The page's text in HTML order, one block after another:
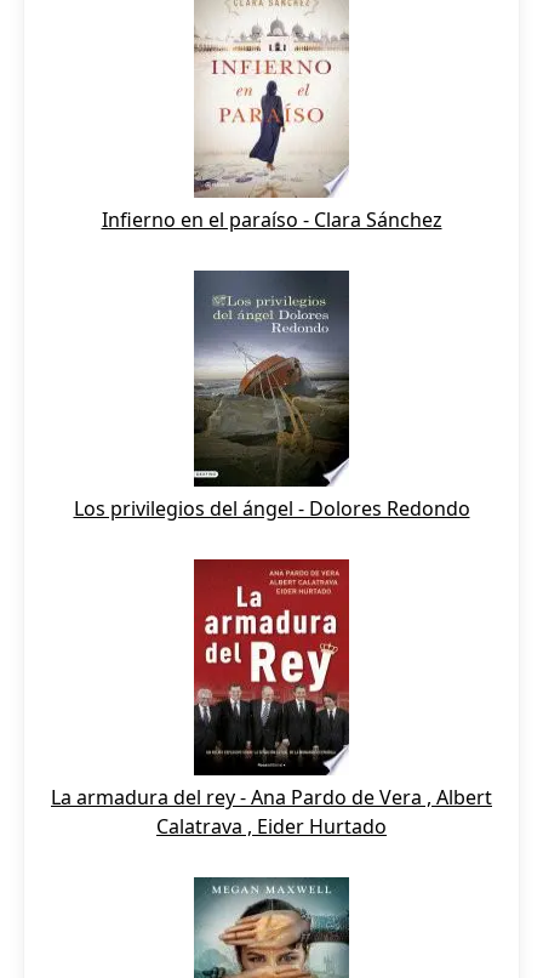
Infierno en el paraíso - Clara Sánchez
Los privilegios del ángel - Dolores Redondo
La armadura del rey - Ana Pardo de Vera , Albert
Calatrava , Eider Hurtado